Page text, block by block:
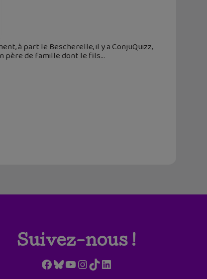
à part le Bescherelle, il y a ConjuQuizz,
père de famille dont le fils
Suivez-nous !
Facebook
Bluesky
YouTube
Instagram
TikTokLinkedIn